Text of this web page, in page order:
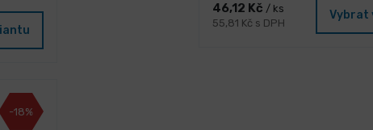
46,12 Kč / ks
55,81 Kč s DPH
Vybrat
-18%